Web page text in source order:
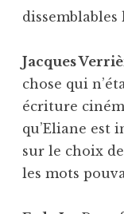
dissemblables
Jacques
chose qui
écriture
qu’Eliane est
sur le choix
les mots